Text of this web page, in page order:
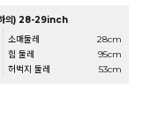
의) 28-29inch
소매둘레
28cm
힙 둘레
95cm
허벅지 둘레
53cm